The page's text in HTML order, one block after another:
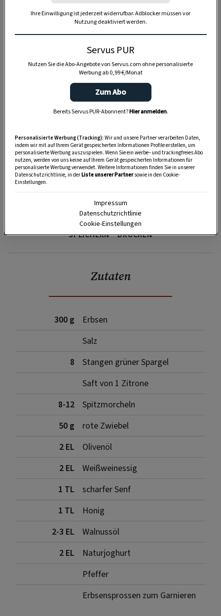
Anzeige
SPEICHERN DRUCKEN
Zutaten
300 g
Erbsen
Salz
8
Stangen grüner Spargel
Saft von 1 Zitrone
8-12
Spitzmorcheln
50 g
rote Zwiebel
2 EL
Olivenöl
2 EL
Weißweinessig
1 TL
scharfer Senf
1 TL
Honig
2-3 EL
Walnussöl
2 EL
Naturjoghurt
Pfeffer
Erbsensprossen zum Garnieren
Ihre Einwilligung ist jederzeit widerrufbar. Adblocker müssen vor
Nutzung deaktiviert werden.
Servus PUR
Nutzen Sie die Abo-Angebote von Servus.com ohne personalisierte
Werbung ab 0,99 €/Monat
Zum Abo
Bereits Servus PUR-Abonnent?Hier anmelden.
Personalisierte Werbung (Tracking): Wir und unsere Partner verarbeiten Daten,
indem wir mit auf Ihrem Gerät gespeicherten Informationen Profile erstellen, um
personalisierte Werbung auszuspielen. Wenn Sie ein werbe– und trackingfreies Abo
nutzen, werden von uns keine auf Ihrem Gerät gespeicherten Informationen für
personalisierte Werbung verwendet. Weitere Informationen finden Sie in unserer
Datenschutzrichtlinie, in derListe unserer Partnersowie in den Cookie-
Einstellungen.
Impressum
Datenschutzrichtlinie
Cookie-Einstellungen